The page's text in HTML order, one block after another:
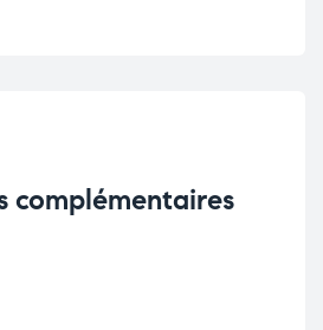
complémentaires